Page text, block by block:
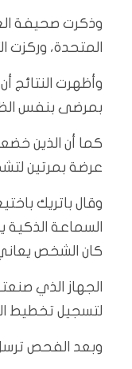
المتحدة،
وأظهرت النتائج
بمرضى بنفس
كما أن الذين
عرضة بمرتين
كان الشخص
الجهاز الذي
لتسجيل تخطيط
وبعد الفحص